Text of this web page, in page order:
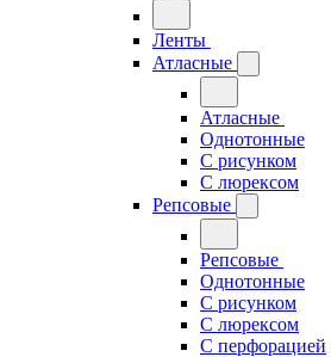
Ленты
Атласные
Атласные
Однотонные
С рисунком
С люрексом
Репсовые
Репсовые
Однотонные
С рисунком
С люрексом
С перфорацией